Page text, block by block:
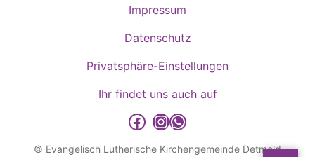
Impressum
Datenschutz
Privatsphäre-Einstellungen
Ihr findet uns auch auf
detmold-lutherisch auf Facebook
detmold-lutherisch auf Instagram
detmold-lutherisch auf WhatsApp
© Evangelisch Lutherische Kirchengemeinde Detmold